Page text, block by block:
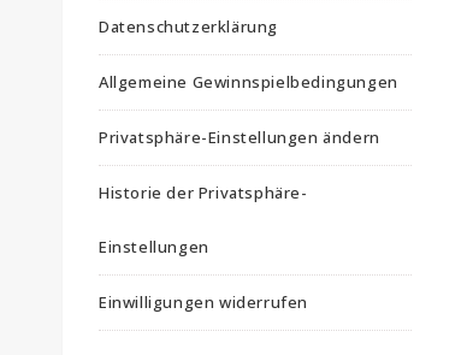
Datenschutzerklärung
Allgemeine Gewinnspielbedingungen
Privatsphäre-Einstellungen ändern
Historie der Privatsphäre-
Einstellungen
Einwilligungen widerrufen